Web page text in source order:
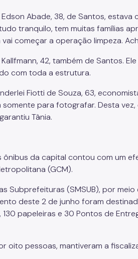
Abade, 38, de Santos, estava
tranquilo, tem muitas famílias
começar a operação limpeza.
42, também de Santos.
com toda a estrutura.
Fiotti de Souza, 63,
para fotografar. Desta
Tânia.
da capital contou com um
(GCM).
Subprefeituras (SMSUB), por
deste 2 de junho foram
papeleiras e 30 Pontos de
oito pessoas, mantiveram a